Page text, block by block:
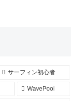
サーフィン初心者
WavePool